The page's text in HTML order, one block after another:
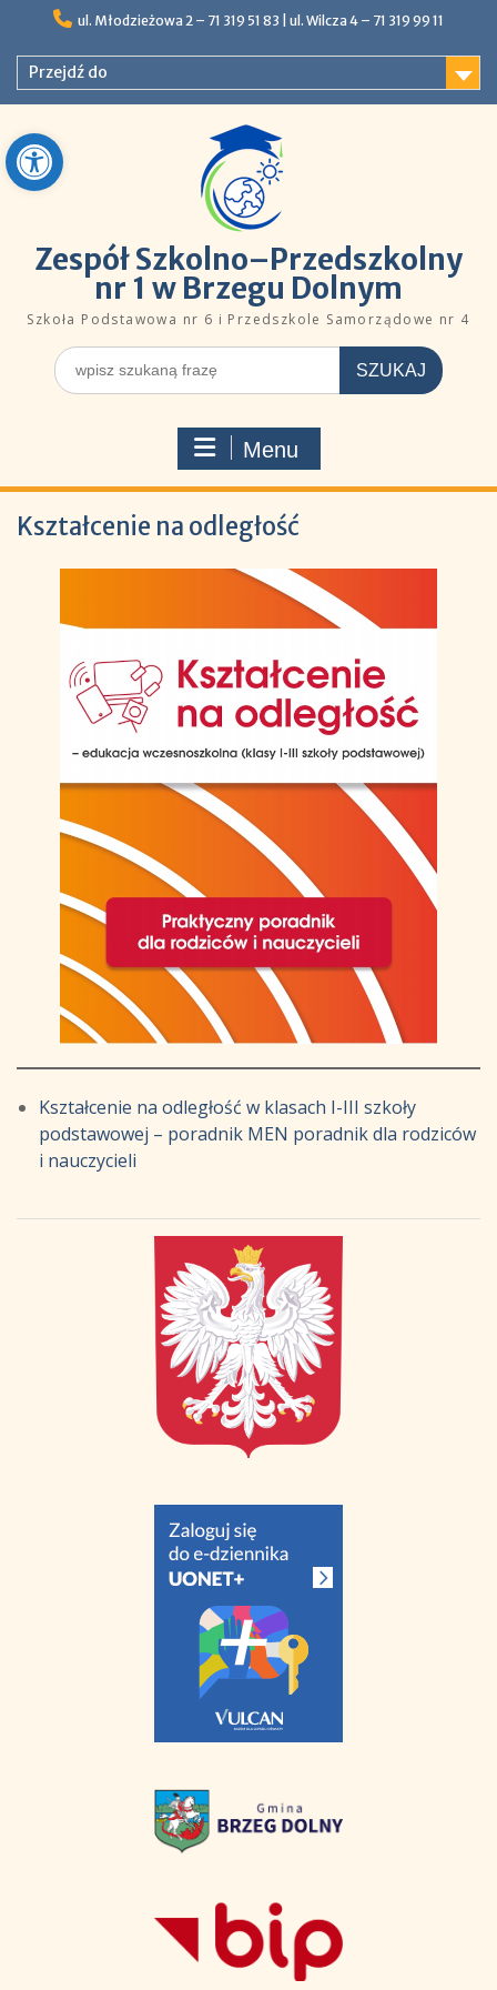
Open toolbar
content
ul. Młodzieżowa 2 – 71 319 51 83 |ㅤㅤ​​ ​ul. Wilcza 4 – 71 319 99 11
Przejdź do
Zespół Szkolno–Przedszkolny
nr 1 w Brzegu Dolnym
Szkoła Podstawowa nr 6 i Przedszkole Samorządowe nr 4
Szukaj
dla:
Menu
Kształcenie na odległość
Kształcenie na odległość w klasach I-III szkoły
podstawowej – poradnik MEN poradnik dla rodziców
i nauczycieli